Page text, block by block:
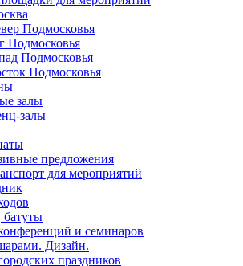
Подмосковья
Подмосковья
Подмосковья
Подмосковья
залы
залы
предложения
для мероприятий
и семинаров
Дизайн.
праздников